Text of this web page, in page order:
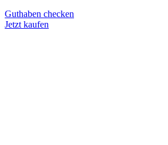
Guthaben checken
Jetzt kaufen